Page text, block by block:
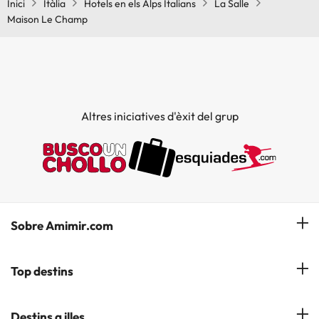
Inici Itàlia Hotels en els Alps Italians
La Salle
Maison Le Champ
Altres iniciatives d'èxit del grup
Sobre Amimir.com
¿Qui som?
Top destins
Hotels a Salou